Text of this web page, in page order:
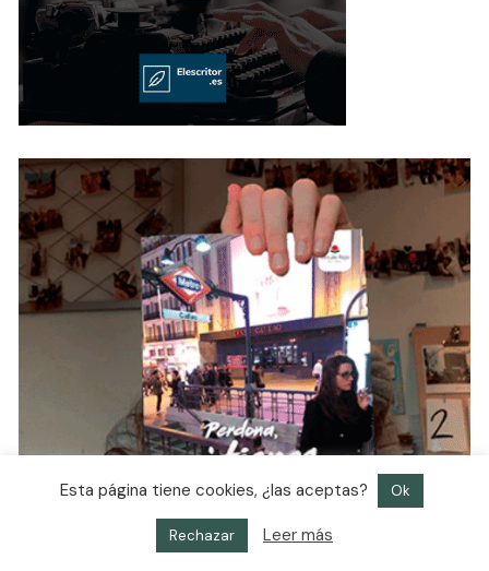
Esta página tiene cookies, ¿las aceptas? Ok
Rechazar Leer más